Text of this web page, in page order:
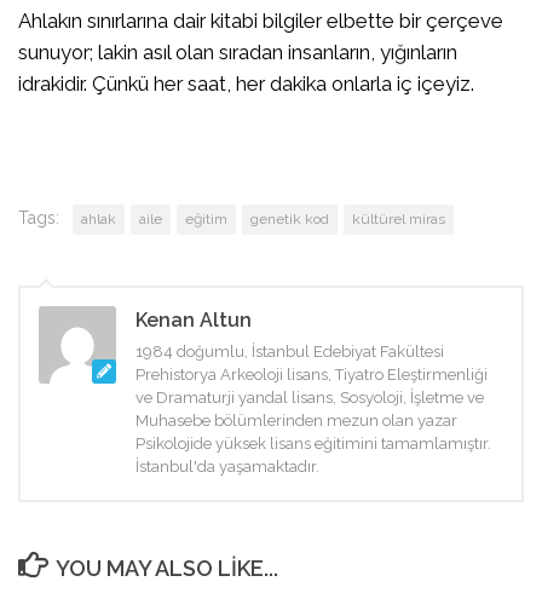
​Ahlakın sınırlarına dair kitabi bilgiler elbette bir çerçeve
sunuyor; lakin asıl olan sıradan insanların, yığınların
idrakidir. Çünkü her saat, her dakika onlarla iç içeyiz.
Tags: ahlak aile eğitim genetik kod kültürel miras
Kenan Altun
1984 doğumlu, İstanbul Edebiyat Fakültesi
Prehistorya Arkeoloji lisans, Tiyatro Eleştirmenliği
ve Dramaturji yandal lisans, Sosyoloji, İşletme ve
Muhasebe bölümlerinden mezun olan yazar
Psikolojide yüksek lisans eğitimini tamamlamıştır.
İstanbul'da yaşamaktadır.
YOU MAY ALSO LIKE...